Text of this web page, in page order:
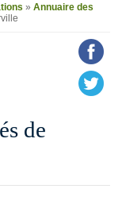
» Annuaire des
de